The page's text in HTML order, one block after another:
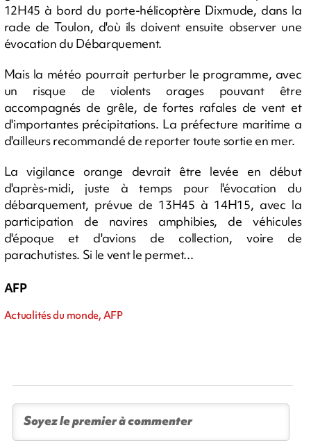
12H45 à bord du porte-hélicoptère Dixmude, dans la
rade de Toulon, d'où ils doivent ensuite observer une
évocation du Débarquement.
Mais la météo pourrait perturber le programme, avec
un risque de violents orages pouvant être
accompagnés de grêle, de fortes rafales de vent et
d'importantes précipitations. La préfecture maritime a
d'ailleurs recommandé de reporter toute sortie en mer.
La vigilance orange devrait être levée en début
d'après-midi, juste à temps pour l'évocation du
débarquement, prévue de 13H45 à 14H15, avec la
participation de navires amphibies, de véhicules
d'époque et d'avions de collection, voire de
parachutistes. Si le vent le permet...
AFP
Actualités du monde, AFP